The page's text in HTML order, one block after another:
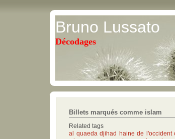
Bruno Lussato
Décodages
Billets marqués comme islam
Related tags
al quaeda djihad haine de l'occident